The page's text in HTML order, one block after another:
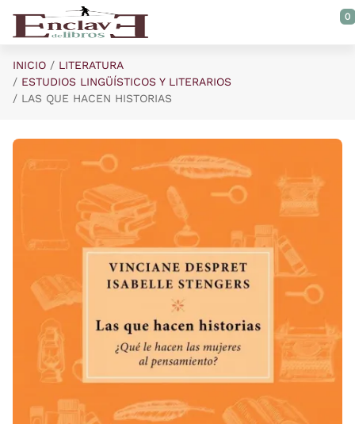
Saltar al contenido principal
0
INICIO
LITERATURA
ESTUDIOS LINGÜÍSTICOS Y LITERARIOS
LAS QUE HACEN HISTORIAS